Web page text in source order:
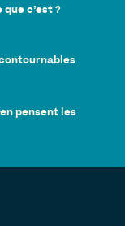
que c’est ?
pensent les